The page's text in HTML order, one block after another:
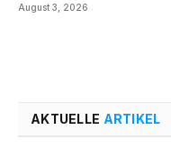
August 3, 2026
AKTUELLE ARTIKEL